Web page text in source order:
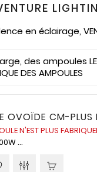
en éclairage,
des ampoules
DES AMPOULES
OVOÏDE CM-
N'EST PLUS
...